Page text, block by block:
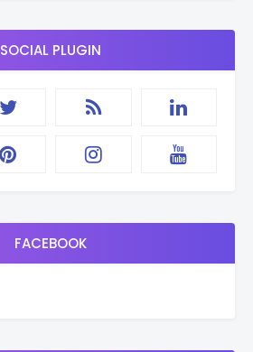
SOCIAL PLUGIN
FACEBOOK